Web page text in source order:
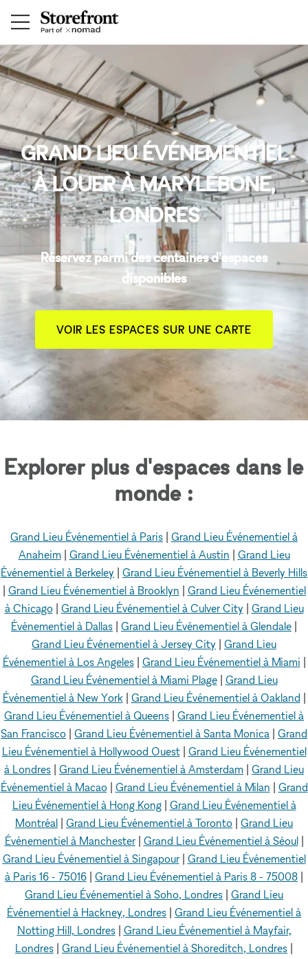
GRAND LIEU ÉVÉNEMENTIEL
À LOUER À MARYLEBONE,
LONDRES
Réservez parmi des centaines d'espaces
disponibles
VOIR LES ESPACES SUR UNE CARTE
Explorer plus d'espaces dans le
monde :
Grand Lieu Événementiel à Paris Grand Lieu Événementiel à
Anaheim| Grand Lieu Événementiel à Austin
Grand Lieu
Événementiel à Berkeley
Grand Lieu Événementiel à Beverly Hills
Grand Lieu Événementiel à Brooklyn
Grand Lieu Événementiel
à Chicago| Grand Lieu Événementiel à Culver City
Grand Lieu
Événementiel à Dallas Grand Lieu Événementiel à Glendale
Grand Lieu Événementiel à Jersey City
Grand Lieu
Événementiel à Los Angeles| Grand Lieu Événementiel à Miami
Grand Lieu Événementiel à Miami Plage| Grand Lieu
Événementiel à New York| Grand Lieu Événementiel à Oakland
Grand Lieu Événementiel à Queens Grand Lieu Événementiel à
San Francisco Grand Lieu Événementiel à Santa Monica Grand
Lieu Événementiel à Hollywood Ouest| Grand Lieu Événementiel
à Londres Grand Lieu Événementiel à Amsterdam Grand Lieu
Événementiel à Macao| Grand Lieu Événementiel à Milan
Grand
Lieu Événementiel à Hong Kong| Grand Lieu Événementiel à
Montréal Grand Lieu Événementiel à Toronto Grand Lieu
Événementiel à Manchester| Grand Lieu Événementiel à Séoul|
Grand Lieu Événementiel à Singapour| Grand Lieu Événementiel
à Paris 16 - 75016 Grand Lieu Événementiel à Paris 8 - 75008
Grand Lieu Événementiel à Soho, Londres Grand Lieu
Événementiel à Hackney, Londres Grand Lieu Événementiel à
Notting Hill, Londres| Grand Lieu Événementiel à Mayfair,
Londres Grand Lieu Événementiel à Shoreditch, Londres